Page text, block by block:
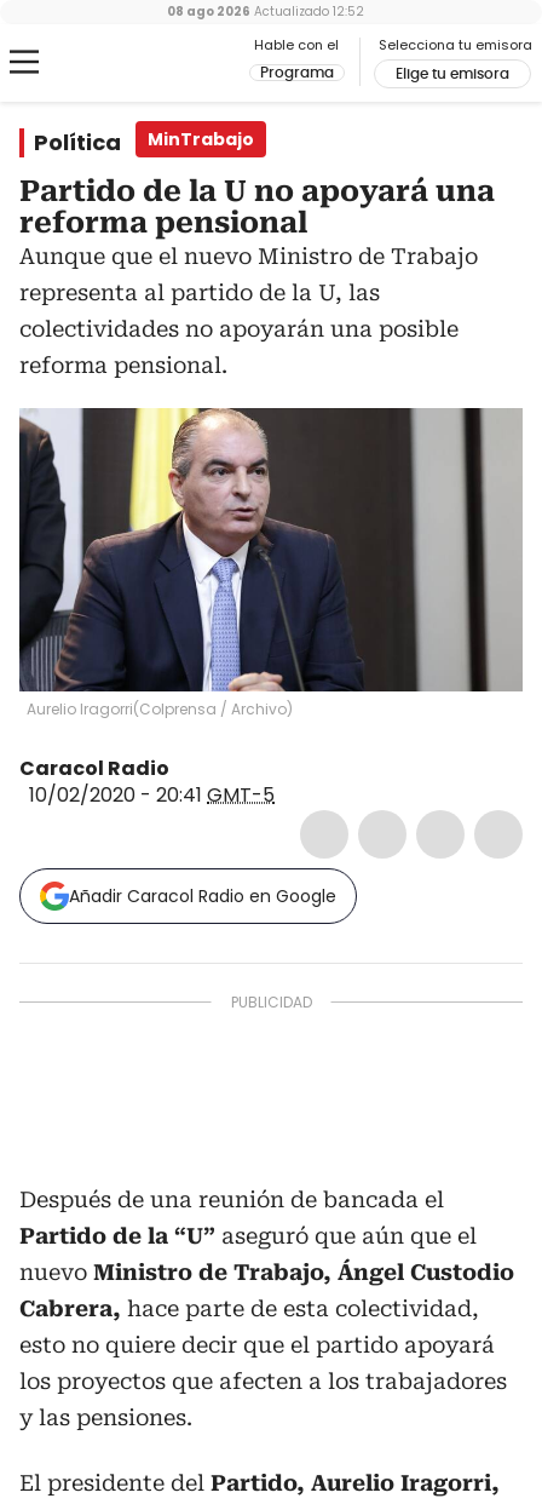
Hable con el
Programa
Selecciona tu emisora
Elige tu emisora
08 ago 2026 Actualizado 12:52
Política MinTrabajo
Partido de la U no apoyará una
reforma pensional
Aunque que el nuevo Ministro de Trabajo
representa al partido de la U, las
colectividades no apoyarán una posible
reforma pensional.
Aurelio Iragorri(Colprensa / Archivo)
Caracol Radio
10/02/2020 - 20:41 GMT-5
Añadir Caracol Radio en Google
Después de una reunión de bancada el
Partido de la “U” aseguró que aún que el
nuevo Ministro de Trabajo, Ángel Custodio
Cabrera, hace parte de esta colectividad,
esto no quiere decir que el partido apoyará
los proyectos que afecten a los trabajadores
y las pensiones.
El presidente del Partido, Aurelio Iragorri,